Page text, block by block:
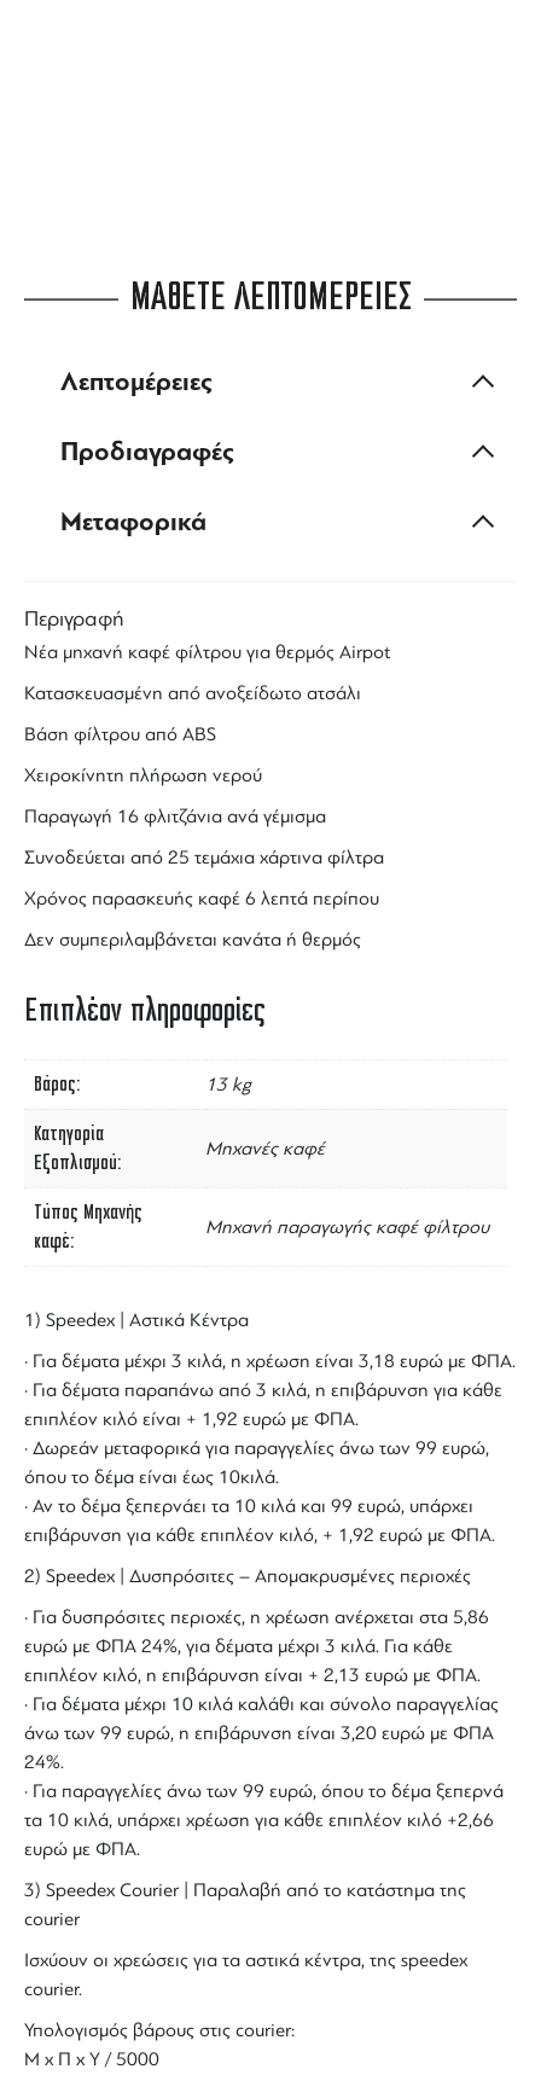
ΜΑΘΕΤΕ ΛΕΠΤΟΜΕΡΕΙΕΣ
Λεπτομέρειες
Προδιαγραφές
Μεταφορικά
Περιγραφή
Νέα μηχανή καφέ φίλτρου για θερμός Airpot
Κατασκευασμένη από ανοξείδωτο ατσάλι
Βάση φίλτρου από ABS
Χειροκίνητη πλήρωση νερού
Παραγωγή 16 φλιτζάνια ανά γέμισμα
Συνοδεύεται από 25 τεμάχια χάρτινα φίλτρα
Χρόνος παρασκευής καφέ 6 λεπτά περίπου
Δεν συμπεριλαμβάνεται κανάτα ή θερμός
Επιπλέον πληροφορίες
Βάρος 13 kg
Κατηγορία
Εξοπλισμού
Μηχανές καφέ
Τύπος Μηχανής
καφέ
Μηχανή παραγωγής καφέ φίλτρου
1) Speedex | Αστικά Κέντρα
· Για δέματα μέχρι 3 κιλά, η χρέωση είναι 3,18 ευρώ με ΦΠΑ.
· Για δέματα παραπάνω από 3 κιλά, η επιβάρυνση για κάθε
επιπλέον κιλό είναι + 1,92 ευρώ με ΦΠΑ.
· Δωρεάν μεταφορικά για παραγγελίες άνω των 99 ευρώ,
όπου το δέμα είναι έως 10κιλά.
· Αν το δέμα ξεπερνάει τα 10 κιλά και 99 ευρώ, υπάρχει
επιβάρυνση για κάθε επιπλέον κιλό, + 1,92 ευρώ με ΦΠΑ.
2) Speedex | Δυσπρόσιτες – Απομακρυσμένες περιοχές
· Για δυσπρόσιτες περιοχές, η χρέωση ανέρχεται στα 5,86
ευρώ με ΦΠΑ 24%, για δέματα μέχρι 3 κιλά. Για κάθε
επιπλέον κιλό, η επιβάρυνση είναι + 2,13 ευρώ με ΦΠΑ.
· Για δέματα μέχρι 10 κιλά καλάθι και σύνολο παραγγελίας
άνω των 99 ευρώ, η επιβάρυνση είναι 3,20 ευρώ με ΦΠΑ
24%.
· Για παραγγελίες άνω των 99 ευρώ, όπου το δέμα ξεπερνά
τα 10 κιλά, υπάρχει χρέωση για κάθε επιπλέον κιλό +2,66
ευρώ με ΦΠΑ.
3) Speedex Courier | Παραλαβή από το κατάστημα της
courier
Ισχύουν οι χρεώσεις για τα αστικά κέντρα, της speedex
courier.
Υπολογισμός βάρους στις courier:
Μ x Π x Y / 5000